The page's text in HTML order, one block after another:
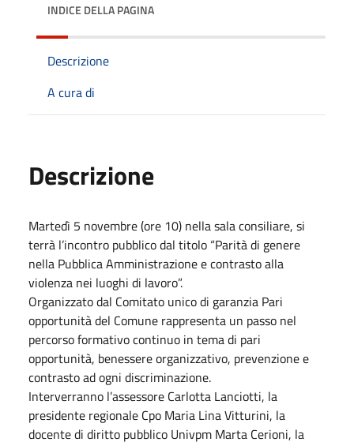
INDICE DELLA PAGINA
Descrizione
A cura di
Descrizione
Martedì 5 novembre (ore 10) nella sala consiliare, si
terrà l’incontro pubblico dal titolo “Parità di genere
nella Pubblica Amministrazione e contrasto alla
violenza nei luoghi di lavoro”.
Organizzato dal Comitato unico di garanzia Pari
opportunità del Comune rappresenta un passo nel
percorso formativo continuo in tema di pari
opportunità, benessere organizzativo, prevenzione e
contrasto ad ogni discriminazione.
Interverranno l’assessore Carlotta Lanciotti, la
presidente regionale Cpo Maria Lina Vitturini, la
docente di diritto pubblico Univpm Marta Cerioni, la